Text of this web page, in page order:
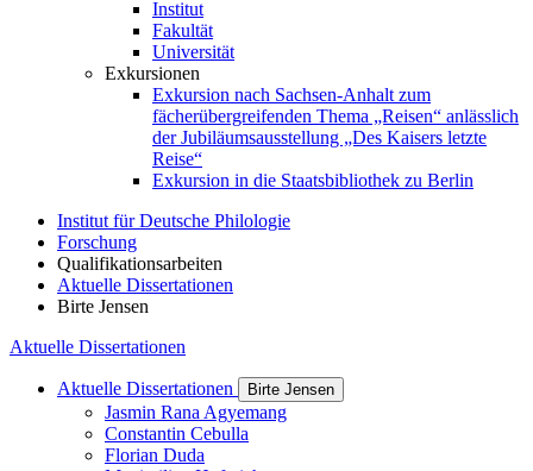
Institut
Fakultät
Universität
Exkursionen
Exkursion nach Sachsen-Anhalt zum
fächerübergreifenden Thema „Reisen“ anlässlich
der Jubiläumsausstellung „Des Kaisers letzte
Reise“
Exkursion in die Staatsbibliothek zu Berlin
Institut für Deutsche Philologie
Forschung
Qualifikationsarbeiten
Aktuelle Dissertationen
Birte Jensen
Aktuelle Dissertationen
Aktuelle Dissertationen Birte Jensen
Jasmin Rana Agyemang
Constantin Cebulla
Florian Duda